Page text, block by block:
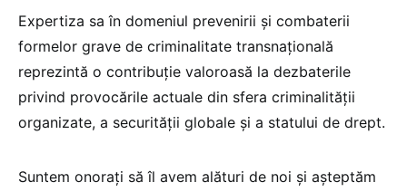
Expertiza sa în domeniul prevenirii și combaterii
formelor grave de criminalitate transnațională
reprezintă o contribuție valoroasă la dezbaterile
privind provocările actuale din sfera criminalității
organizate, a securității globale și a statului de drept.
Suntem onorați să îl avem alături de noi și așteptăm